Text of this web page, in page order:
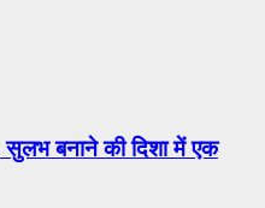
सुलभ बनाने की दिशा में एक